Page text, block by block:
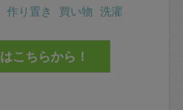
作り置き 買い物 洗濯